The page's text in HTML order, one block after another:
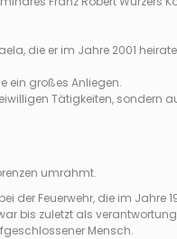
die er im Jahre 2001
ein großes Anliegen.
Tätigkeiten, sondern
umrahmt.
der Feuerwehr, die im Jahre
bis zuletzt als
Mensch.